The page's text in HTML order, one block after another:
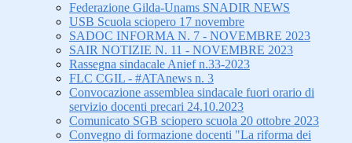
Federazione Gilda-Unams SNADIR NEWS
USB Scuola sciopero 17 novembre
SADOC INFORMA N. 7 - NOVEMBRE 2023
SAIR NOTIZIE N. 11 - NOVEMBRE 2023
Rassegna sindacale Anief n.33-2023
FLC CGIL - #ATAnews n. 3
Convocazione assemblea sindacale fuori orario di
servizio docenti precari 24.10.2023
Comunicato SGB sciopero scuola 20 ottobre 2023
Convegno di formazione docenti "La riforma dei